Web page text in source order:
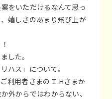
をいただけるなんて思っ
嬉しさのあまり飛び上が
した。
ハス」について。
利用者さまのＩ.Hさまか
外からではわからない、